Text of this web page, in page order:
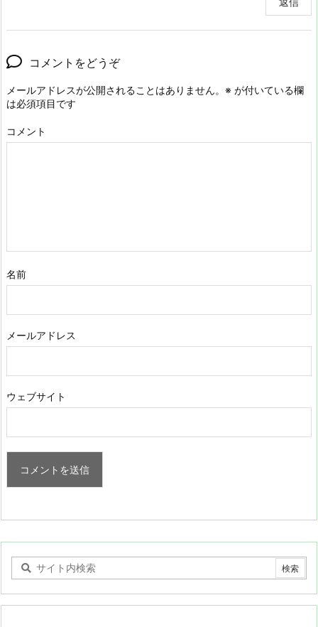
コメントをどうぞ
メールアドレスが公開されることはありません。 ※ が付いている欄
は必須項目です
コメント
名前
メールアドレス
ウェブサイト